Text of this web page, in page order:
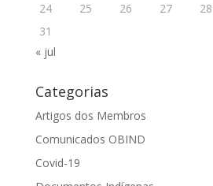
24
25 26 27 28
31
« jul
Categorias
Artigos dos Membros
Comunicados OBIND
Covid-19